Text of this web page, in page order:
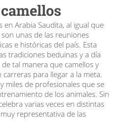
en Arabia Saudita, al igual que
unas de las reuniones
e históricas del país. Esta
tradiciones beduinas y a día
tal manera que camellos y
para llegar a la meta.
miles de profesionales que se
de los animales. Sin
varias veces en distintas
representativa de las